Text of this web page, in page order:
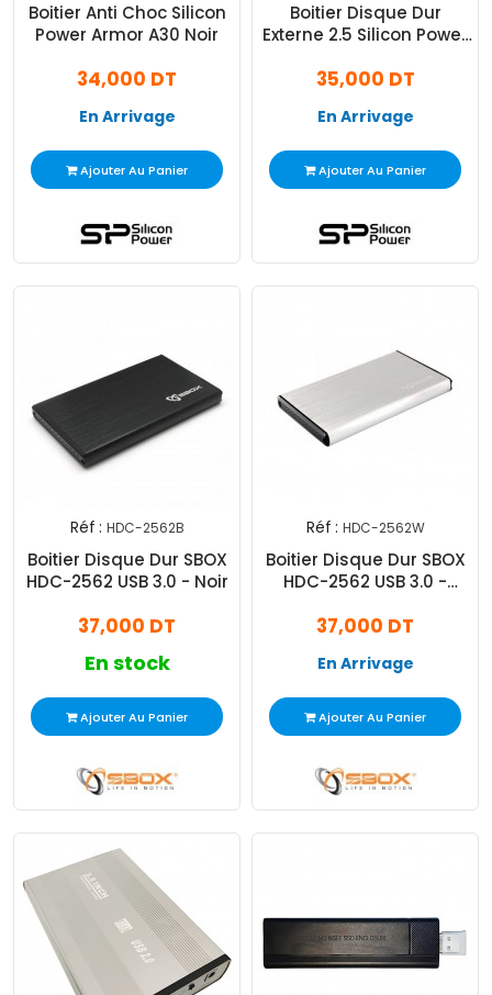
Boitier Anti Choc Silicon
Power Armor A30 Noir
34,000 DT
En Arrivage
Ajouter Au Panier
Boitier Disque Dur
Externe 2.5 Silicon Power
Blanc
35,000 DT
En Arrivage
Ajouter Au Panier
Réf : HDC-2562B
Boitier Disque Dur SBOX
HDC-2562 USB 3.0 - Noir
37,000 DT
En stock
Ajouter Au Panier
Réf : HDC-2562W
Boitier Disque Dur SBOX
HDC-2562 USB 3.0 -
37,000 DT
En Arrivage
Ajouter Au Panier